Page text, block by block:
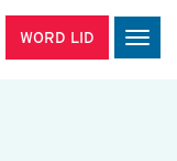
WORD LID